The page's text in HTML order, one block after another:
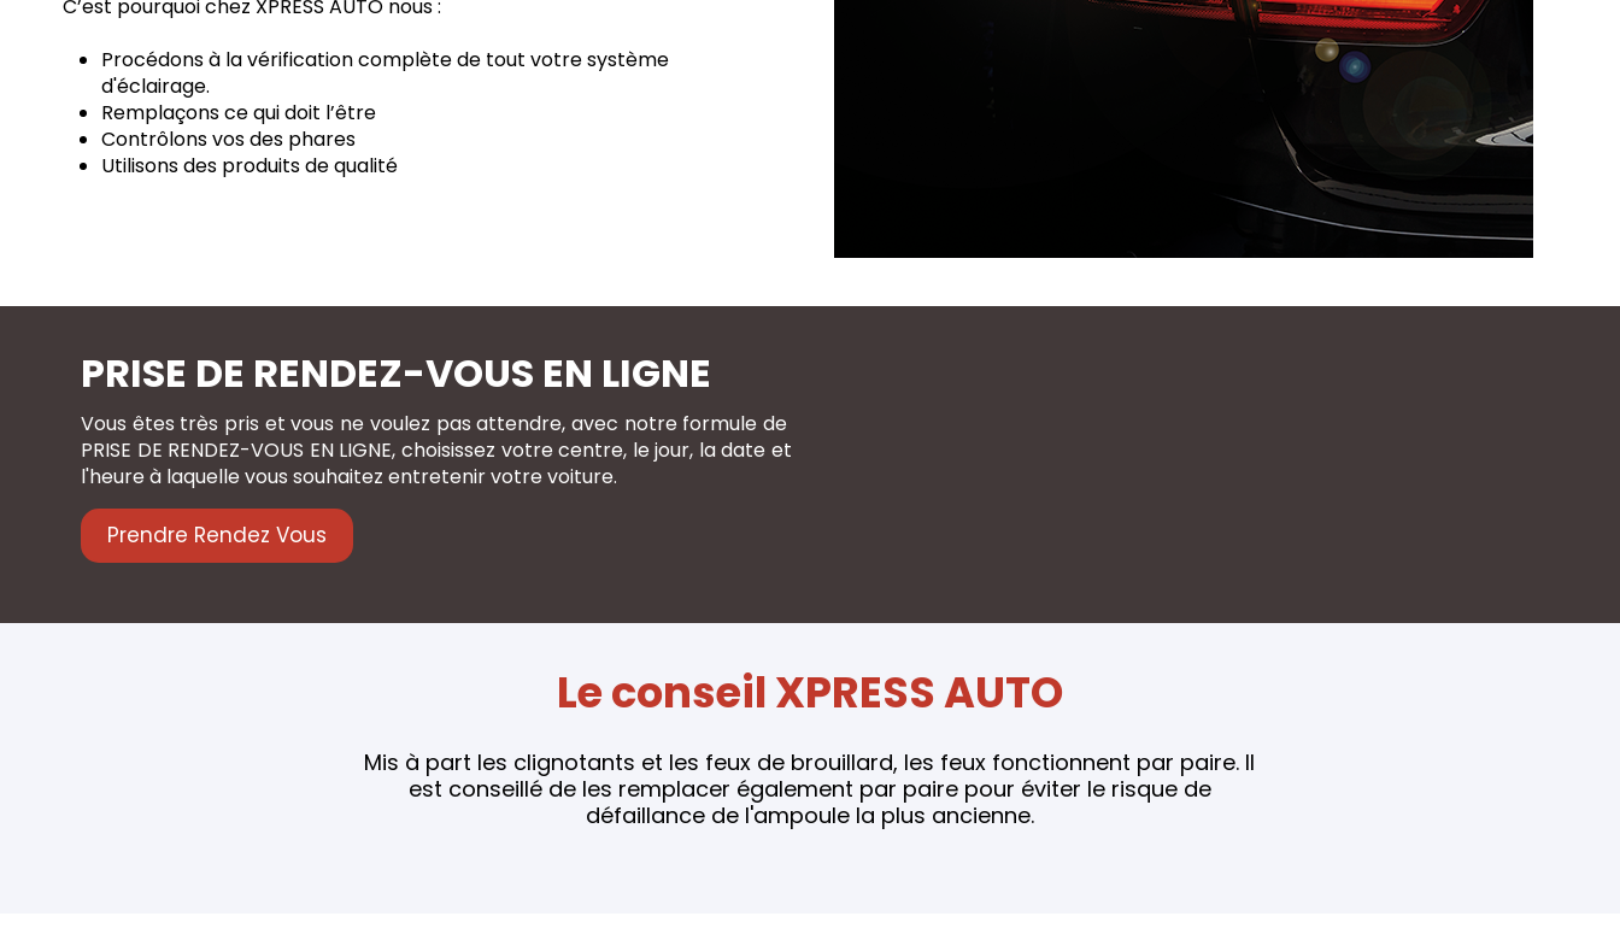
C’est pourquoi chez XPRESS AUTO nous :
Procédons à la vérification complète de tout votre système
d'éclairage.
Remplaçons ce qui doit l’être
Contrôlons vos des phares
Utilisons des produits de qualité
PRISE DE RENDEZ-VOUS EN LIGNE
Vous êtes très pris et vous ne voulez pas attendre, avec notre formule de
PRISE DE RENDEZ-VOUS EN LIGNE, choisissez votre centre, le jour, la date et
l'heure à laquelle vous souhaitez entretenir votre voiture.
Prendre Rendez Vous
Le conseil XPRESS AUTO
Mis à part les clignotants et les feux de brouillard, les feux fonctionnent par paire. Il
est conseillé de les remplacer également par paire pour éviter le risque de
défaillance de l'ampoule la plus ancienne.